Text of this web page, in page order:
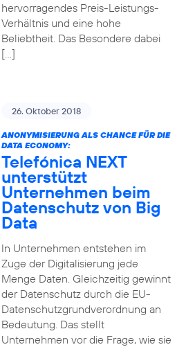
hervorragendes Preis-Leistungs-
Verhältnis und eine hohe
Beliebtheit. Das Besondere dabei
[…]
26. Oktober 2018
ANONYMISIERUNG ALS CHANCE FÜR DIE
DATA ECONOMY:
Telefónica NEXT
unterstützt
Unternehmen beim
Datenschutz von Big
Data
In Unternehmen entstehen im
Zuge der Digitalisierung jede
Menge Daten. Gleichzeitig gewinnt
der Datenschutz durch die EU-
Datenschutzgrundverordnung an
Bedeutung. Das stellt
Unternehmen vor die Frage, wie sie